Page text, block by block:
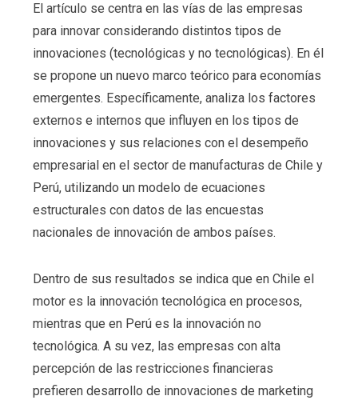
El artículo se centra en las vías de las empresas
para innovar considerando distintos tipos de
innovaciones (tecnológicas y no tecnológicas). En él
se propone un nuevo marco teórico para economías
emergentes. Específicamente, analiza los factores
externos e internos que influyen en los tipos de
innovaciones y sus relaciones con el desempeño
empresarial en el sector de manufacturas de Chile y
Perú, utilizando un modelo de ecuaciones
estructurales con datos de las encuestas
nacionales de innovación de ambos países.
Dentro de sus resultados se indica que en Chile el
motor es la innovación tecnológica en procesos,
mientras que en Perú es la innovación no
tecnológica. A su vez, las empresas con alta
percepción de las restricciones financieras
prefieren desarrollo de innovaciones de marketing